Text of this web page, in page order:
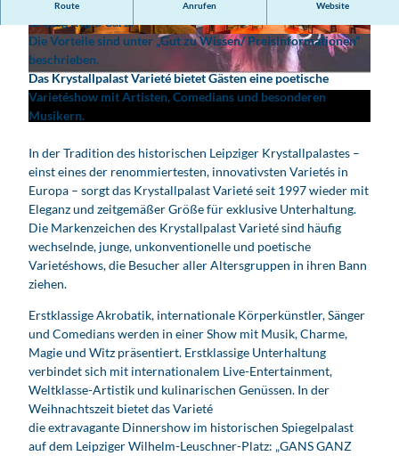
i
d
e
o
a
s
p
i
e
l
e
© www.pkfotografie.com, Philipp Kirschner |
KI-optimiert |
© www.pkfotografie.com, Philipp Kirschner |
KI-optimiert |CC-BY
Route Anrufen Website
Das Krystallpalast Varieté ist Partner der Leipzig Card/
Leipzig Regio Card.
Die Vorteile sind unter „Gut zu Wissen/ Preisinformationen“
beschrieben.
Das Krystallpalast Varieté bietet Gästen eine poetische
Varietéshow mit Artisten, Comedians und besonderen
Musikern.
In der Tradition des historischen Leipziger Krystallpalastes –
einst eines der renommiertesten, innovativsten Varietés in
Europa – sorgt das Krystallpalast Varieté seit 1997 wieder mit
Eleganz und zeitgemäßer Größe für exklusive Unterhaltung.
Die Markenzeichen des Krystallpalast Varieté sind häufig
wechselnde, junge, unkonventionelle und poetische
Varietéshows, die Besucher aller Altersgruppen in ihren Bann
ziehen.
Erstklassige Akrobatik, internationale Körperkünstler, Sänger
und Comedians werden in einer Show mit Musik, Charme,
Magie und Witz präsentiert. Erstklassige Unterhaltung
verbindet sich mit internationalem Live-Entertainment,
Weltklasse-Artistik und kulinarischen Genüssen. In der
Weihnachtszeit bietet das Varieté
die extravagante Dinnershow im historischen Spiegelpalast
auf dem Leipziger Wilhelm-Leuschner-Platz: „GANS GANZ